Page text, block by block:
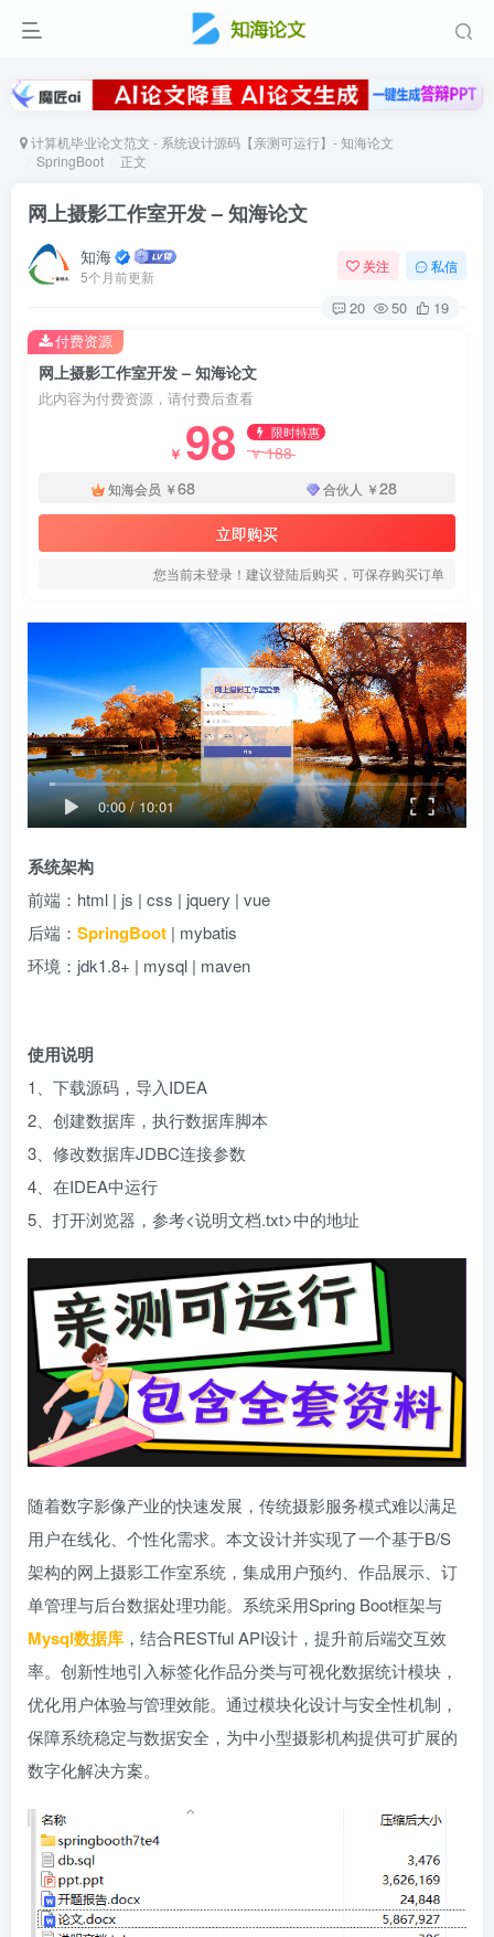
计算机毕业论文范文 - 系统设计源码【亲测可运行】- 知海论文
SpringBoot
正文
网上摄影工作室开发 – 知海论文
知海
5个月前更新
关注 私信
20 50 19
网上摄影工作室开发 – 知海论文
此内容为付费资源，请付费后查看
￥ 98 限时特惠
￥188
知海会员 ￥68 合伙人 ￥28
立即购买
您当前未登录！建议登陆后购买，可保存购买订单
付费资源
0:00/10:01
系统架构
前端：html | js | css | jquery | vue
后端： SpringBoot | mybatis
环境：jdk1.8+ | mysql | maven
使用说明
1、下载源码，导入IDEA
2、创建数据库，执行数据库脚本
3、修改数据库JDBC连接参数
4、在IDEA中运行
5、打开浏览器，参考<说明文档.txt>中的地址
随着数字影像产业的快速发展，传统摄影服务模式难以满足
用户在线化、个性化需求。本文设计并实现了一个基于B/S
架构的网上摄影工作室系统，集成用户预约、作品展示、订
单管理与后台数据处理功能。系统采用Spring Boot框架与
Mysql数据库 ，结合RESTful API设计，提升前后端交互效
率。创新性地引入标签化作品分类与可视化数据统计模块，
优化用户体验与管理效能。通过模块化设计与安全性机制，
保障系统稳定与数据安全，为中小型摄影机构提供可扩展的
数字化解决方案。